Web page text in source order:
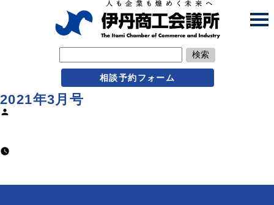
検索
相談予約フォーム
2021年3月号